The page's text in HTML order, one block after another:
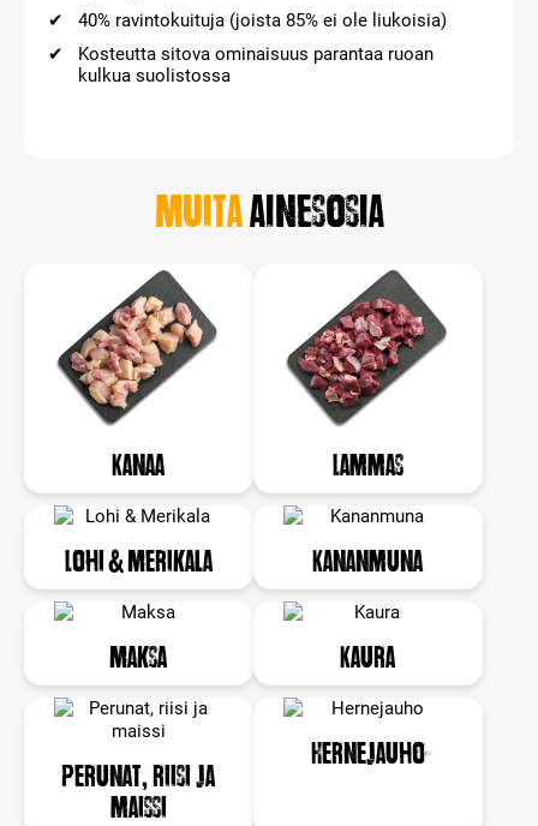
40% ravintokuituja (joista 85% ei ole liukoisia)
Kosteutta sitova ominaisuus parantaa ruoan
kulkua suolistossa
Muitaainesosia
Kanaa Lammas
Lohi & Merikala Kananmuna
Maksa Kaura
Perunat, riisi ja
maissi
Hernejauho